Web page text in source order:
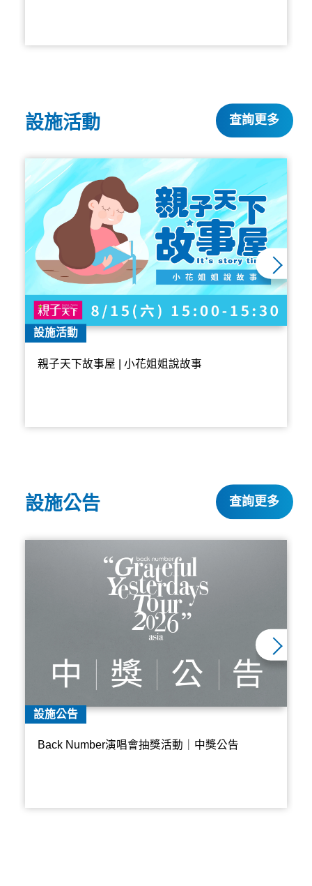
設施活動 查詢更多
設施活動
親子天下故事屋 | 小花姐姐說故事
設施公告 查詢更多
設施公告
Back Number演唱會抽獎活動｜中獎公告